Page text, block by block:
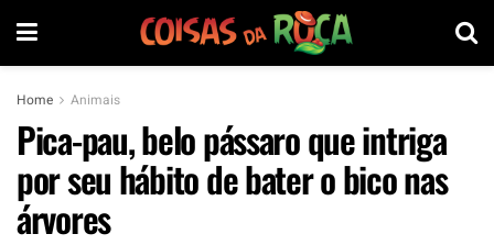
Home Animais
Pica-pau, belo pássaro que intriga
por seu hábito de bater o bico nas
árvores